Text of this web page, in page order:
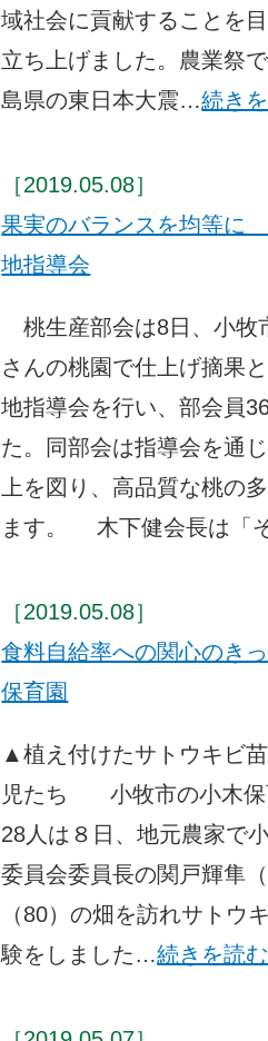
域社会に貢献することを
立ち上げました。農業祭
島県の東日本大震…続き
［2019.05.08］
果実のバランスを均等
地指導会
桃生産部会は8日、小牧
さんの桃園で仕上げ摘果
地指導会を行い、部会員
た。同部会は指導会を通
上を図り、高品質な桃の
ます。 木下健会長は「
［2019.05.08］
食料自給率への関心の
保育園
▲植え付けたサトウキビ
児たち 小牧市の小木保
28人は８日、地元農家で
委員会委員長の関戸輝隼
（80）の畑を訪れサトウ
験をしました…続きを読む